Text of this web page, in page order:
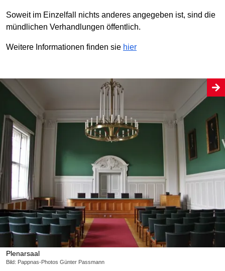
Soweit im Einzelfall nichts anderes angegeben ist, sind die
mündlichen Verhandlungen öffentlich.
Weitere Informationen finden sie hier
Plenarsaal
Bild: Pappnas-Photos Günter Passmann